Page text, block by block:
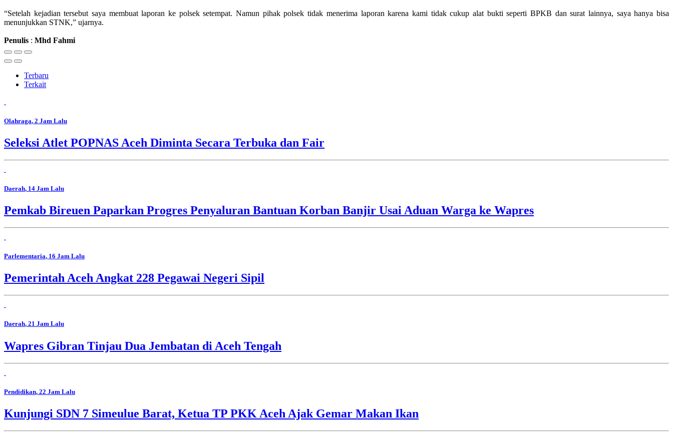
“Setelah kejadian tersebut saya membuat laporan ke polsek setempat. Namun pihak polsek tidak menerima laporan karena kami tidak cukup alat bukti seperti BPKB dan surat lainnya, saya hanya bisa
menunjukkan STNK,” ujarnya.
Penulis : Mhd Fahmi
Terbaru
Terkait
Olahraga, 2 Jam Lalu
Seleksi Atlet POPNAS Aceh Diminta Secara Terbuka dan Fair
Daerah, 14 Jam Lalu
Pemkab Bireuen Paparkan Progres Penyaluran Bantuan Korban Banjir Usai Aduan Warga ke Wapres
Parlementaria, 16 Jam Lalu
Pemerintah Aceh Angkat 228 Pegawai Negeri Sipil
Daerah, 21 Jam Lalu
Wapres Gibran Tinjau Dua Jembatan di Aceh Tengah
Pendidikan, 22 Jam Lalu
Kunjungi SDN 7 Simeulue Barat, Ketua TP PKK Aceh Ajak Gemar Makan Ikan